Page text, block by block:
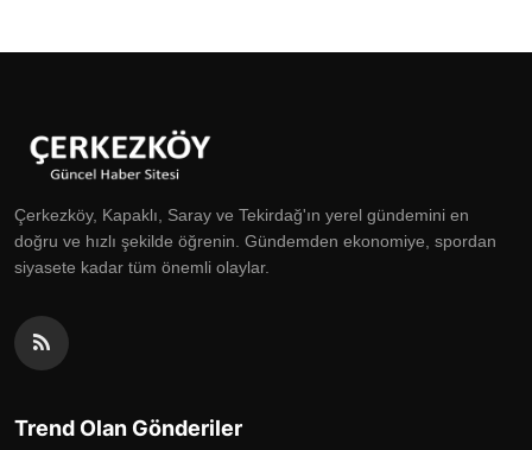
Çerkezköy, Kapaklı, Saray ve Tekirdağ'ın yerel gündemini en
doğru ve hızlı şekilde öğrenin. Gündemden ekonomiye, spordan
siyasete kadar tüm önemli olaylar.
Trend Olan Gönderiler